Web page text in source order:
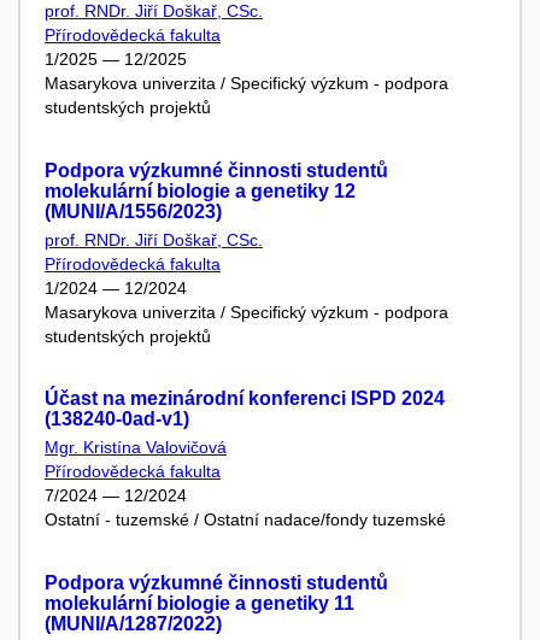
prof. RNDr. Jiří Doškař, CSc.
Přírodovědecká fakulta
1/2025 — 12/2025
Masarykova univerzita / Specifický výzkum - podpora
studentských projektů
Podpora výzkumné činnosti studentů
molekulární biologie a genetiky 12
(MUNI/A/1556/2023)
prof. RNDr. Jiří Doškař, CSc.
Přírodovědecká fakulta
1/2024 — 12/2024
Masarykova univerzita / Specifický výzkum - podpora
studentských projektů
Účast na mezinárodní konferenci ISPD 2024
(138240-0ad-v1)
Mgr. Kristína Valovičová
Přírodovědecká fakulta
7/2024 — 12/2024
Ostatní - tuzemské / Ostatní nadace/fondy tuzemské
Podpora výzkumné činnosti studentů
molekulární biologie a genetiky 11
(MUNI/A/1287/2022)